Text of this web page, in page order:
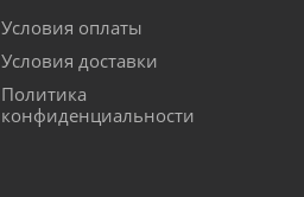
Условия оплаты
Условия доставки
Политика
конфиденциальности